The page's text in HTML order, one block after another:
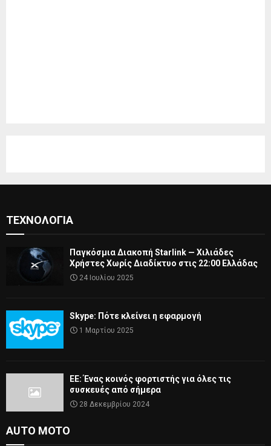
ΤΕΧΝΟΛΟΓΊΑ
Παγκόσμια Διακοπή Starlink — Χιλιάδες
Χρήστες Χωρίς Διαδίκτυο στις 22:00 Ελλάδας
24 Ιουλίου 2025
Skype: Πότε κλείνει η εφαρμογή
1 Μαρτίου 2025
ΕΕ: Ένας κοινός φορτιστής για όλες τις
συσκευές από σήμερα
28 Δεκεμβρίου 2024
AUTO MOTO